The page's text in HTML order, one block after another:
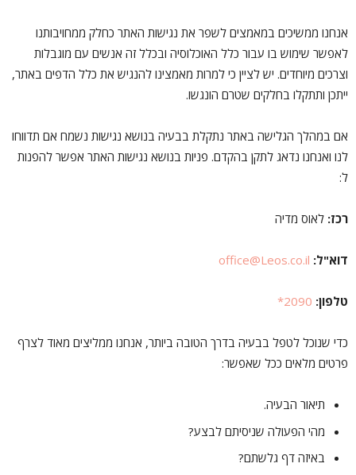
אנחנו ממשיכים במאמצים לשפר את נגישות האתר כחלק ממחויבותנו
לאפשר שימוש בו עבור כלל האוכלוסיה ובכלל זה אנשים עם מוגבלות
וצרכים מיוחדים. יש לציין כי למרות מאמצינו להנגיש את כלל הדפים באתר,
ייתכן ותתקלו בחלקים שטרם הונגשו.
אם במהלך הגלישה באתר נתקלת בבעיה בנושא נגישות נשמח אם תדווחו
לנו ואנחנו נדאג לתקן בהקדם. פניות בנושא נגישות האתר אפשר להפנות
ל:
רכז: לאוס מדיה
דוא"ל: office@Leos.co.il
טלפון: 2090*
כדי שנוכל לטפל בבעיה בדרך הטובה ביותר, אנחנו ממליצים מאוד לצרף
פרטים מלאים ככל שאפשר:
תיאור הבעיה.
מהי הפעולה שניסיתם לבצע?
באיזה דף גלשתם?